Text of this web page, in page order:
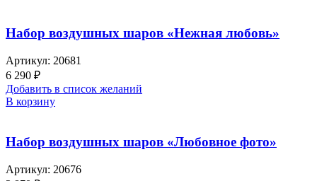
Набор воздушных шаров «Нежная любовь»
Артикул: 20681
6 290 ₽
Добавить в список желаний
В корзину
Набор воздушных шаров «Любовное фото»
Артикул: 20676